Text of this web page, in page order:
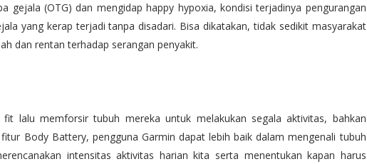
gejala (OTG) dan mengidap happy hypoxia, kondisi terjadinya pengurangan
yang kerap terjadi tanpa disadari. Bisa dikatakan, tidak sedikit masyarakat
dan rentan terhadap serangan penyakit.
fit lalu memforsir tubuh mereka untuk melakukan segala aktivitas, bahkan
Body Battery, pengguna Garmin dapat lebih baik dalam mengenali tubuh
intensitas aktivitas harian kita serta menentukan kapan harus